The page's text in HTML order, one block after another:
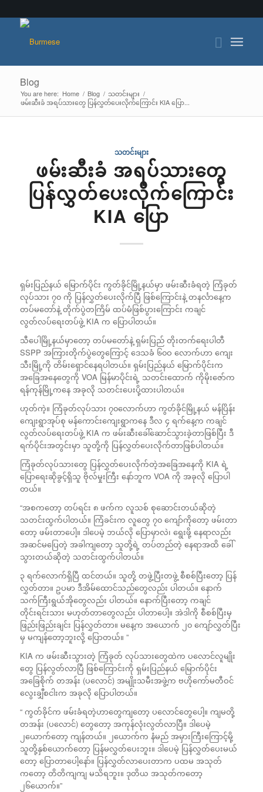
Blog
You are here: Home / Blog / သတင်းများ /
ဖမ်းဆီးခံ အရပ်သားတွေ ပြန်လွှတ်ပေးလိုက်ကြောင်း KIA ပြော...
သတင်းများ
ဖမ်းဆီးခံ အရပ်သားတွေ
ပြန်လွှတ်ပေးလိုက်ကြောင်း
KIA ပြော
ရှမ်းပြည်နယ် မြောက်ပိုင်း ကွတ်ခိုင်မြို့နယ်မှာ ဖမ်းဆီးခံရတဲ့ ကြံခုတ်
လုပ်သား ၇၀ ကို ပြန်လွှတ်ပေးလိုက်ပြီ ဖြစ်ကြောင်းနဲ့ တနင်္လာနေ့က
တပ်မတော်နဲ့ တိုက်ပွဲတကြိမ် ထပ်မံဖြစ်ပွားကြောင်း ကချင်
လွတ်လပ်ရေးတပ်ဖွဲ့ KIA က ပြောပါတယ်။
သီပေါမြို့နယ်မှာတော့ တပ်မတော်နဲ့ ရှမ်းပြည် တိုးတက်ရေးပါတီ
SSPP အကြားတိုက်ပွဲတွေကြောင့် ဒေသခံ ၆၀ဝ လောက်ဟာ ကျေး
သီးမြို့ကို တိမ်းရှောင်နေရပါတယ်။ ရှမ်းပြည်နယ် မြောက်ပိုင်းက
အခြေအနေတွေကို VOA မြန်မာပိုင်းရဲ့ သတင်းထောက် ကိုမိုးဇော်က
ရန်ကုန်မြို့ကနေ အခုလို သတင်းပေးပို့ထားပါတယ်။
ဟုတ်ကဲ့။ ကြံခုတ်လုပ်သား ၇၀လောက်ဟာ ကွတ်ခိုင်မြို့နယ် မန်ပြိန်း
ကျေးရွာအုပ်စု မန်ကောင်းကျေးရွာကနေ ဒီလ ၄ ရက်နေ့က ကချင်
လွတ်လပ်ရေးတပ်ဖွဲ့ KIA က ဖမ်းဆီးခေါ်ဆောင်သွားခဲ့တာဖြစ်ပြီး ဒီ
ရက်ပိုင်းအတွင်းမှာ သူတို့ကို ပြန်လွှတ်ပေးလိုက်တာဖြစ်ပါတယ်။
ကြံခုတ်လုပ်သားတွေ ပြန်လွှတ်ပေးလိုက်တဲ့အခြေအနေကို KIA ရဲ့
ပြောရေးဆိုခွင့်ရှိသူ ဗိုလ်မှုးကြီး နော်ဘူက VOA ကို အခုလို ပြောပါ
တယ်။
“အစကတော့ တပ်ရင်း ၈ ဖက်က လူသစ် စုဆောင်းတယ်ဆိုတဲ့
သတင်းထွက်ပါတယ်။ ကြံခင်းက လူတွေ ၇၀ ကျော်ကိုတော့ ဖမ်းတာ
တော့ ဖမ်းတာပေါ့။ ဒါပေမဲ့ ဘယ်လို ပြောမှာလဲ၊ ရွေးဖို့ နေရာလည်း
အဆင်မပြေတဲ့ အခါကျတော့ သူတို့ရဲ့ တပ်တည်တဲ့ နေရာအထိ ခေါ်
သွားတယ်ဆိုတဲ့ သတင်းထွက်ပါတယ်။
၃ ရက်လောက်ရှိပြီ ထင်တယ်။ သူတို့ တဖွဲ့ပြီးတဖွဲ့ စီစစ်ပြီးတော့ ပြန်
လွှတ်တာ။ ဥပမာ ဒီအိမ်ထောင်သည်တွေလည်း ပါတယ်။ နောက်
သက်ကြီးရွယ်အိုတွေလည်း ပါတယ်။ နောက်ပြီးတော့ ကချင်
တိုင်းရင်းသား မဟုတ်တာတွေလည်း ပါတာပေါ့။ အဲဒါကို စီစစ်ပြီးမှ
ဖြည်းဖြည်းချင်း ပြန်လွှတ်တာ။ မနေ့က အယောက် ၂၀ ကျော်လွှတ်ပြီး
မှ မကျန်တော့ဘူးလို့ ပြောတယ်။ ”
KIA က ဖမ်းဆီးသွားတဲ့ ကြံခုတ် လုပ်သားတွေထဲက ပလောင်လူမျိုး
တွေ ပြန်လွတ်လာပြီ ဖြစ်ကြောင်းကို ရှမ်းပြည်နယ် မြောက်ပိုင်း
အခြေစိုက် တအန်း (ပလောင်) အမျိုးသမီးအဖွဲ့က ဗဟိုကော်မတီဝင်
လွေးချှီစငါးက အခုလို ပြောပါတယ်။
“ ကွတ်ခိုင်က ဖမ်းခံရတဲ့ဟာတွေကျတော့ ပလောင်တွေပေါ့။ ကျမတို့
တအန်း (ပလောင်) တွေတော့ အကုန်လုံးလွတ်လာပြီ။ ဒါပေမဲ့
၂ယောက်တော့ ကျန်တယ်။ ၂ယောက်က နံမည် အမှားကြီးကြောင့်မို့
သူတို့နှစ်ယောက်တော့ ပြန်မလွှတ်ပေးဘူး။ ဒါပေမဲ့ ပြန်လွှတ်ပေးမယ်
တော့ ပြောတာပေါ့နော်။ ပြန်လွှတ်လာပေးတာက ပထမ အသုတ်
ကတော့ တိတိကျကျ မသိရဘူး။ ဒုတိယ အသုတ်ကတော့
၂၆ယောက်။”